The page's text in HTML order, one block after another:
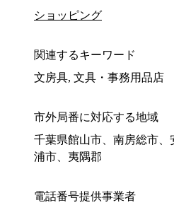
ショッピング
関連するキーワード
文房具, 文具・事務用品店
市外局番に対応する地域
千葉県館山市、南房総市、
浦市、夷隅郡
電話番号提供事業者